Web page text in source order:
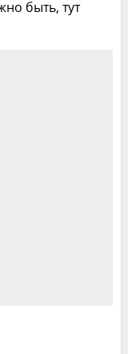
быть, тут